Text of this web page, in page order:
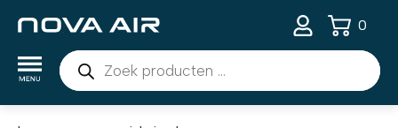
Producten
zoeken
0